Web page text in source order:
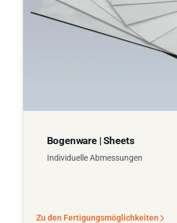
Bogenware | Sheets
Individuelle Abmessungen
Zu den Fertigungsmöglichkeiten